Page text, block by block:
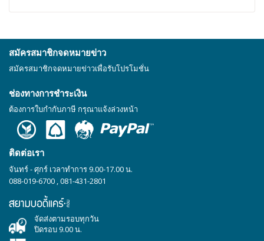
สมัครสมาชิกจดหมายข่าว
สมัครสมาชิกจดหมายข่าวเพื่อรับโปรโมชั่น
ช่องทางการชำระเงิน
ต้องการใบกำกับภาษี กรุณาแจ้งล่วงหน้า
ติดต่อเรา
จันทร์ - ศุกร์ เวลาทำการ 9.00-17.00 น.
088-019-6700 ,081-431-2801
จัดส่งตามรอบทุกวัน
ปิดรอบ 9.00 น.